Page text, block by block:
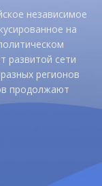
независимое
на
развитой сети
регионов
продолжают